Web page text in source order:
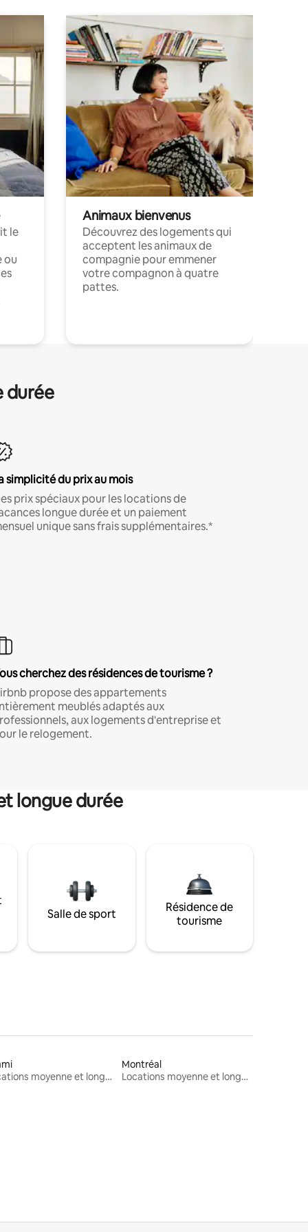
le
ou
Animaux bienvenus
Découvrez des logements qui
acceptent les animaux de
compagnie pour emmener
votre compagnon à quatre
pattes.
durée
simplicité du prix au mois
prix spéciaux pour les locations de
longue durée et un paiement
unique sans frais supplémentaires.*
cherchez des résidences de tourisme ?
propose des appartements
meublés adaptés aux
aux logements d'entreprise et
le relogement.
longue durée
Salle de sport
Résidence de
tourisme
Locations moyenne et longue durée
Montréal
Locations moyenne et longue durée